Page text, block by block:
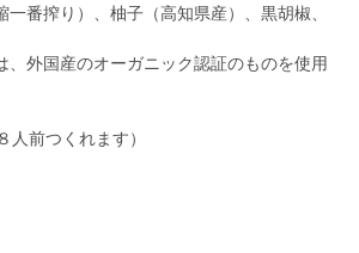
一番搾り）、柚子（高知県産）、黒胡椒、
外国産のオーガニック認証のものを使用
人前つくれます）